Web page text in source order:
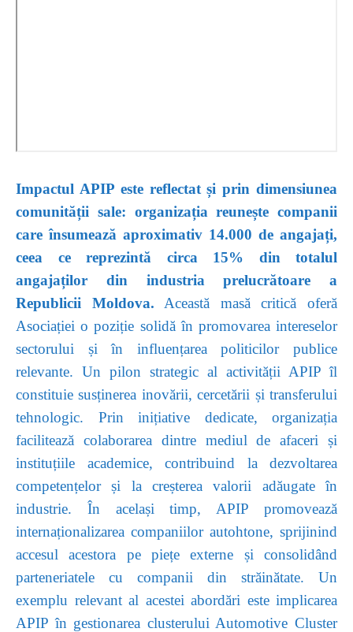
Impactul APIP este reflectat și prin dimensiunea
comunității sale: organizația reunește companii
care însumează aproximativ 14.000 de angajați,
ceea ce reprezintă circa 15% din totalul
angajaților din industria prelucrătoare a
Republicii Moldova. Această masă critică oferă
Asociației o poziție solidă în promovarea intereselor
sectorului și în influențarea politicilor publice
relevante. Un pilon strategic al activității APIP îl
constituie susținerea inovării, cercetării și transferului
tehnologic. Prin inițiative dedicate, organizația
facilitează colaborarea dintre mediul de afaceri și
instituțiile academice, contribuind la dezvoltarea
competențelor și la creșterea valorii adăugate în
industrie. În același timp, APIP promovează
internaționalizarea companiilor autohtone, sprijinind
accesul acestora pe piețe externe și consolidând
parteneriatele cu companii din străinătate. Un
exemplu relevant al acestei abordări este implicarea
APIP în gestionarea clusterului Automotive Cluster